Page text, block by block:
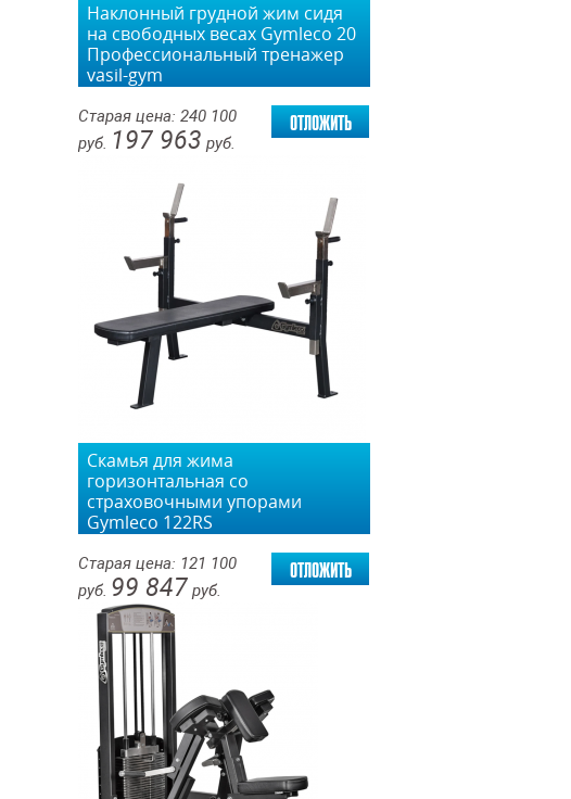
Наклонный грудной жим сидя
на свободных весах Gymleco 20
Профессиональный тренажер
vasil-gym
Старая цена: 240 100
руб. 197 963 руб.
отложить
Скамья для жима
горизонтальная со
страховочными упорами
Gymleco 122RS
Старая цена: 121 100
руб. 99 847 руб.
отложить